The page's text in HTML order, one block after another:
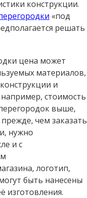
конструкции.
«под
решать
цена может
материалов,
и
стоимость
выше,
чем заказать
нужно
и с
логотип,
быть нанесены
изготовления.